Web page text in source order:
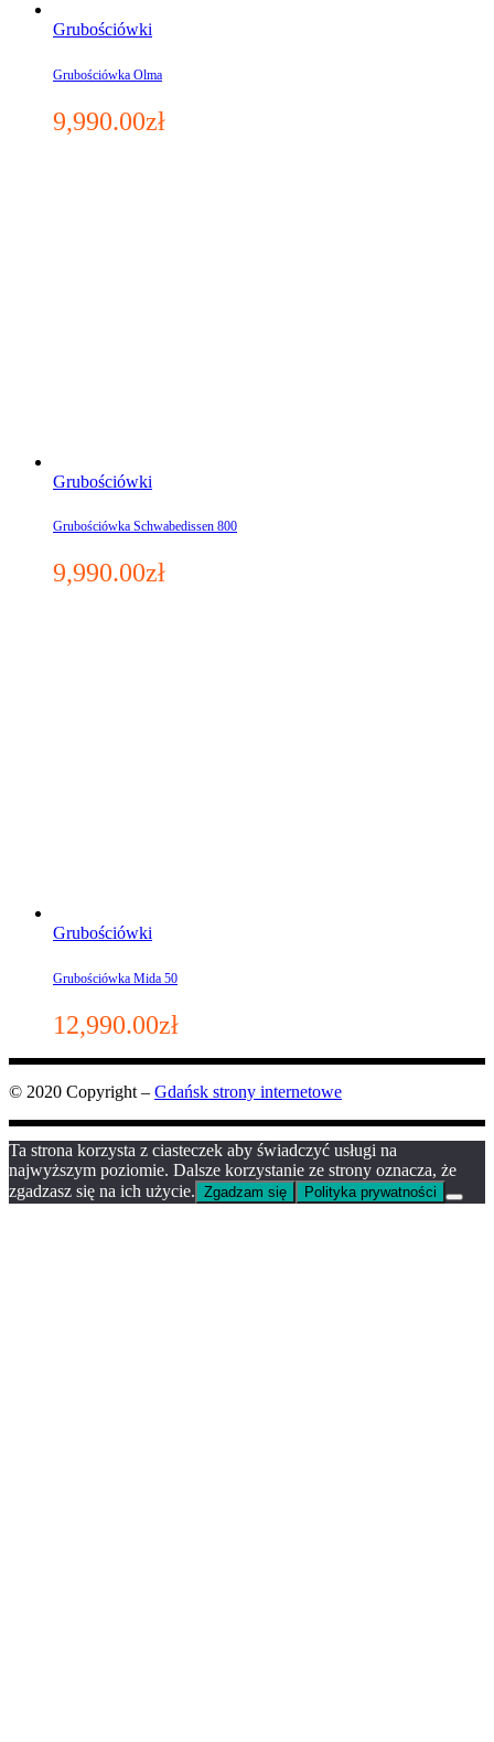
Grubościówki
Grubościówka Olma
9,990.00zł
Grubościówki
Grubościówka Schwabedissen 800
9,990.00zł
Grubościówki
Grubościówka Mida 50
12,990.00zł
© 2020 Copyright – Gdańsk strony internetowe
Ta strona korzysta z ciasteczek aby świadczyć usługi na
najwyższym poziomie. Dalsze korzystanie ze strony oznacza, że
zgadzasz się na ich użycie. Zgadzam się Polityka prywatności